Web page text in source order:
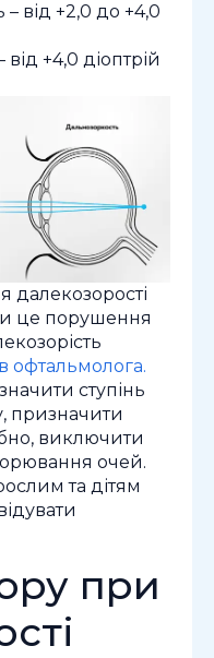
від +2,0 до +4,0
+4,0 діоптрій
далекозорості
це порушення
офтальмолога.
ступінь
призначити
виключити
очей.
та дітям
при